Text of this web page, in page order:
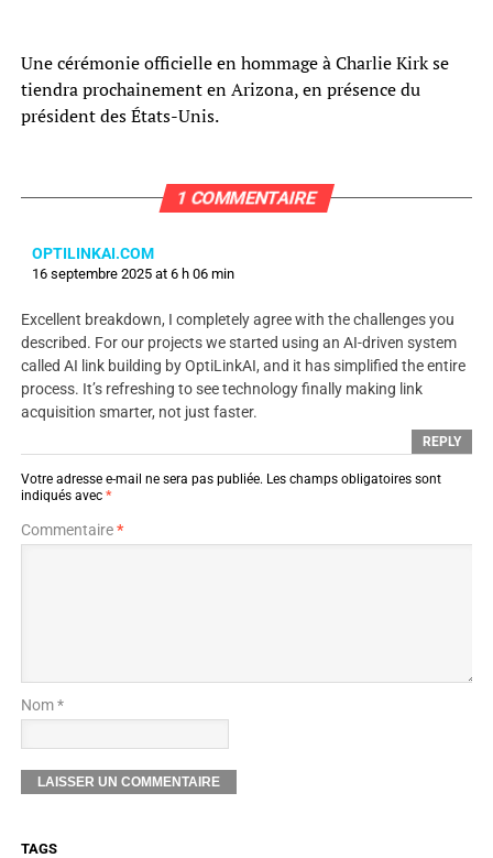
Une cérémonie officielle en hommage à Charlie Kirk se
tiendra prochainement en Arizona, en présence du
président des États-Unis.
1 COMMENTAIRE
OPTILINKAI.COM
16 septembre 2025 at 6 h 06 min
Excellent breakdown, I completely agree with the challenges you
described. For our projects we started using an AI-driven system
called AI link building by OptiLinkAI, and it has simplified the entire
process. It’s refreshing to see technology finally making link
acquisition smarter, not just faster.
REPLY
Votre adresse e-mail ne sera pas publiée. Les champs obligatoires sont
indiqués avec *
Commentaire*
Nom *
TAGS